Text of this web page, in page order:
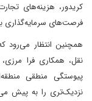
کریدور، هزینه‌های
فرصت‌های سرمایه‌گذاری
همچنین انتظار می‌رود
نقل، همکاری فرا
پیوستگی منطقی
نزدیک‌تری را به پیش می